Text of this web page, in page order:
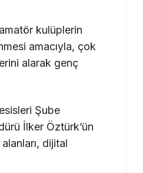
kulüplerin
amacıyla, çok
alarak genç
Şube
İlker Öztürk’ün
dijital